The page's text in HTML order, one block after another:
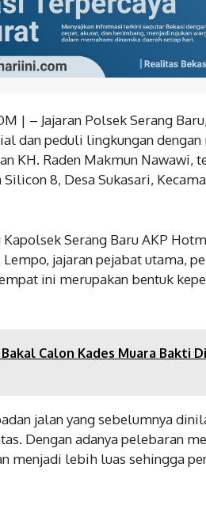
| – Jajaran Polsek Serang
dan peduli lingkungan
KH. Raden Makmun Nawawi,
8, Desa Sukasari,
Serang Baru AKP
jajaran pejabat utama,
ini merupakan bentuk
Calon Kades Muara Bakti
jalan yang sebelumnya
Dengan adanya pelebaran
menjadi lebih luas sehingga